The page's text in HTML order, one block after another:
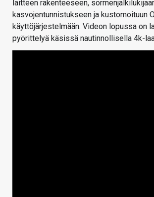
laitteen rakenteeseen,
kasvojentunnistukseen ja kustomoituun
käyttöjärjestelmään. Videon lopussa on
pyörittelyä käsissä nautinnollisella 4k-